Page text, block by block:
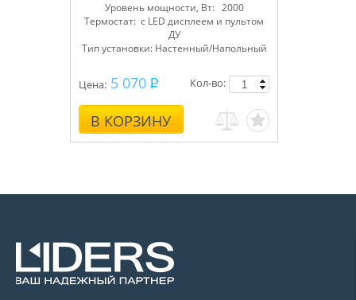
Уровень мощности, Вт: 2000
Термостат: с LED дисплеем и пультом
ДУ
Тип установки: Настенный/Напольный
Цена: 5 070
В КОРЗИНУ
Кол-во: